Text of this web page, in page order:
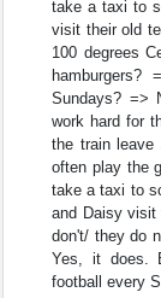
take a taxi to
visit their old
100 degrees
Sundays? =>
work hard for
the train
often play the
take a taxi to
and Daisy visit
don't/ they do
Yes, it does.
football every